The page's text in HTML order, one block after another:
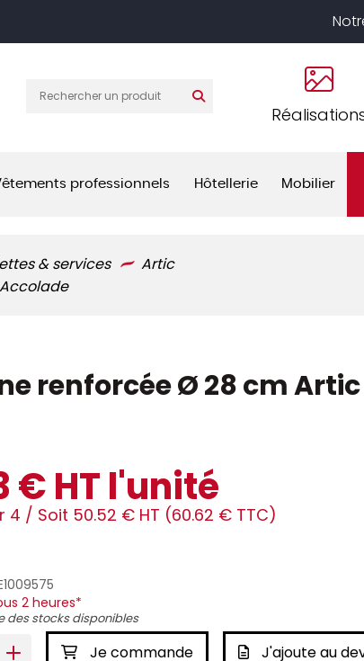
professionnels Hôtellerie Mobilier
& services
Artic
renforcée Ø 28 cm Artic
€ HT l'unité
4 / Soit 50.52 € HT (60.62 € TTC)
2 heures*
des stocks disponibles
Je commande J'ajoute au